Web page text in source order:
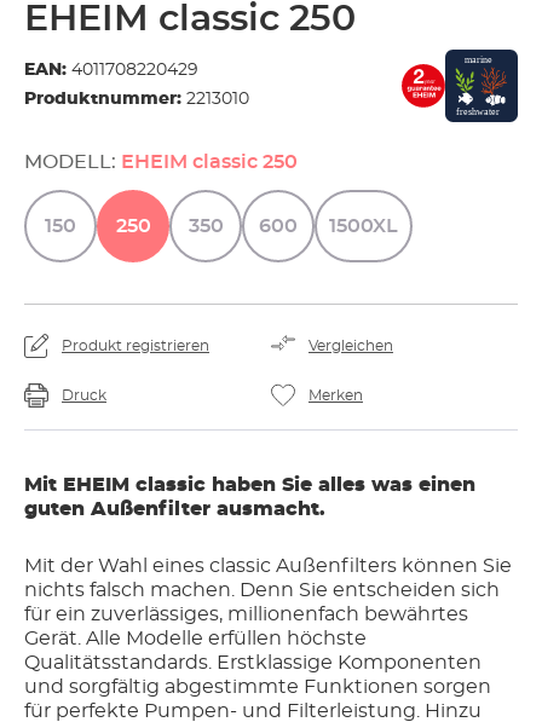
EHEIM classic 250
EAN: 4011708220429
Produktnummer: 2213010
MODELL: EHEIM classic 250
150 250 350 600 1500XL
Produkt registrieren Vergleichen
Druck Merken
Mit EHEIM classic haben Sie alles was einen
guten Außenfilter ausmacht.
Mit der Wahl eines classic Außenfilters können Sie
nichts falsch machen. Denn Sie entscheiden sich
für ein zuverlässiges, millionenfach bewährtes
Gerät. Alle Modelle erfüllen höchste
Qualitätsstandards. Erstklassige Komponenten
und sorgfältig abgestimmte Funktionen sorgen
für perfekte Pumpen- und Filterleistung. Hinzu